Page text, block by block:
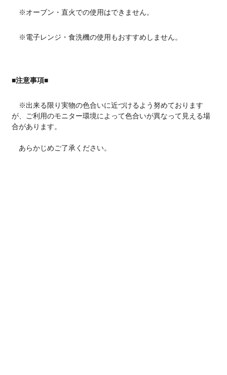
※オーブン・直火での使用はできません。
※電子レンジ・食洗機の使用もおすすめしません。
■注意事項■
※出来る限り実物の色合いに近づけるよう努めております
が、ご利用のモニター環境によって色合いが異なって見える場
合があります。
あらかじめご了承ください。